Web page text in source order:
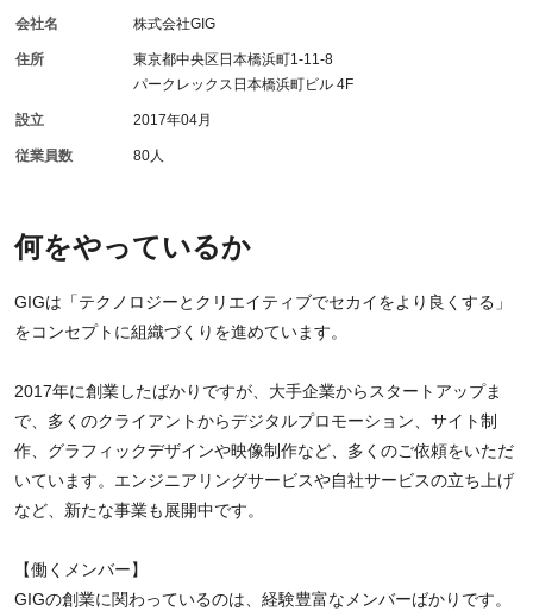
何をやっているか
GIGは「テクノロジーとクリエイティブでセカイをより良くする」
をコンセプトに組織づくりを進めています。
2017年に創業したばかりですが、大手企業からスタートアップま
で、多くのクライアントからデジタルプロモーション、サイト制
作、グラフィックデザインや映像制作など、多くのご依頼をいただ
いています。エンジニアリングサービスや自社サービスの立ち上げ
など、新たな事業も展開中です。
【働くメンバー】
GIGの創業に関わっているのは、経験豊富なメンバーばかりです。
会社名 株式会社GIG
住所
東京都中央区日本橋浜町1-11-8
パークレックス日本橋浜町ビル 4F
設立 2017年04月
従業員数 80人